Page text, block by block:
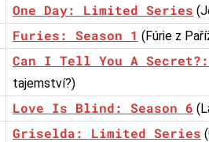
One Day: Limited Series
Furies: Season 1 (Fúrie z
Can I Tell You A
tajemství?)
Love Is Blind: Season 6
Griselda: Limited Series